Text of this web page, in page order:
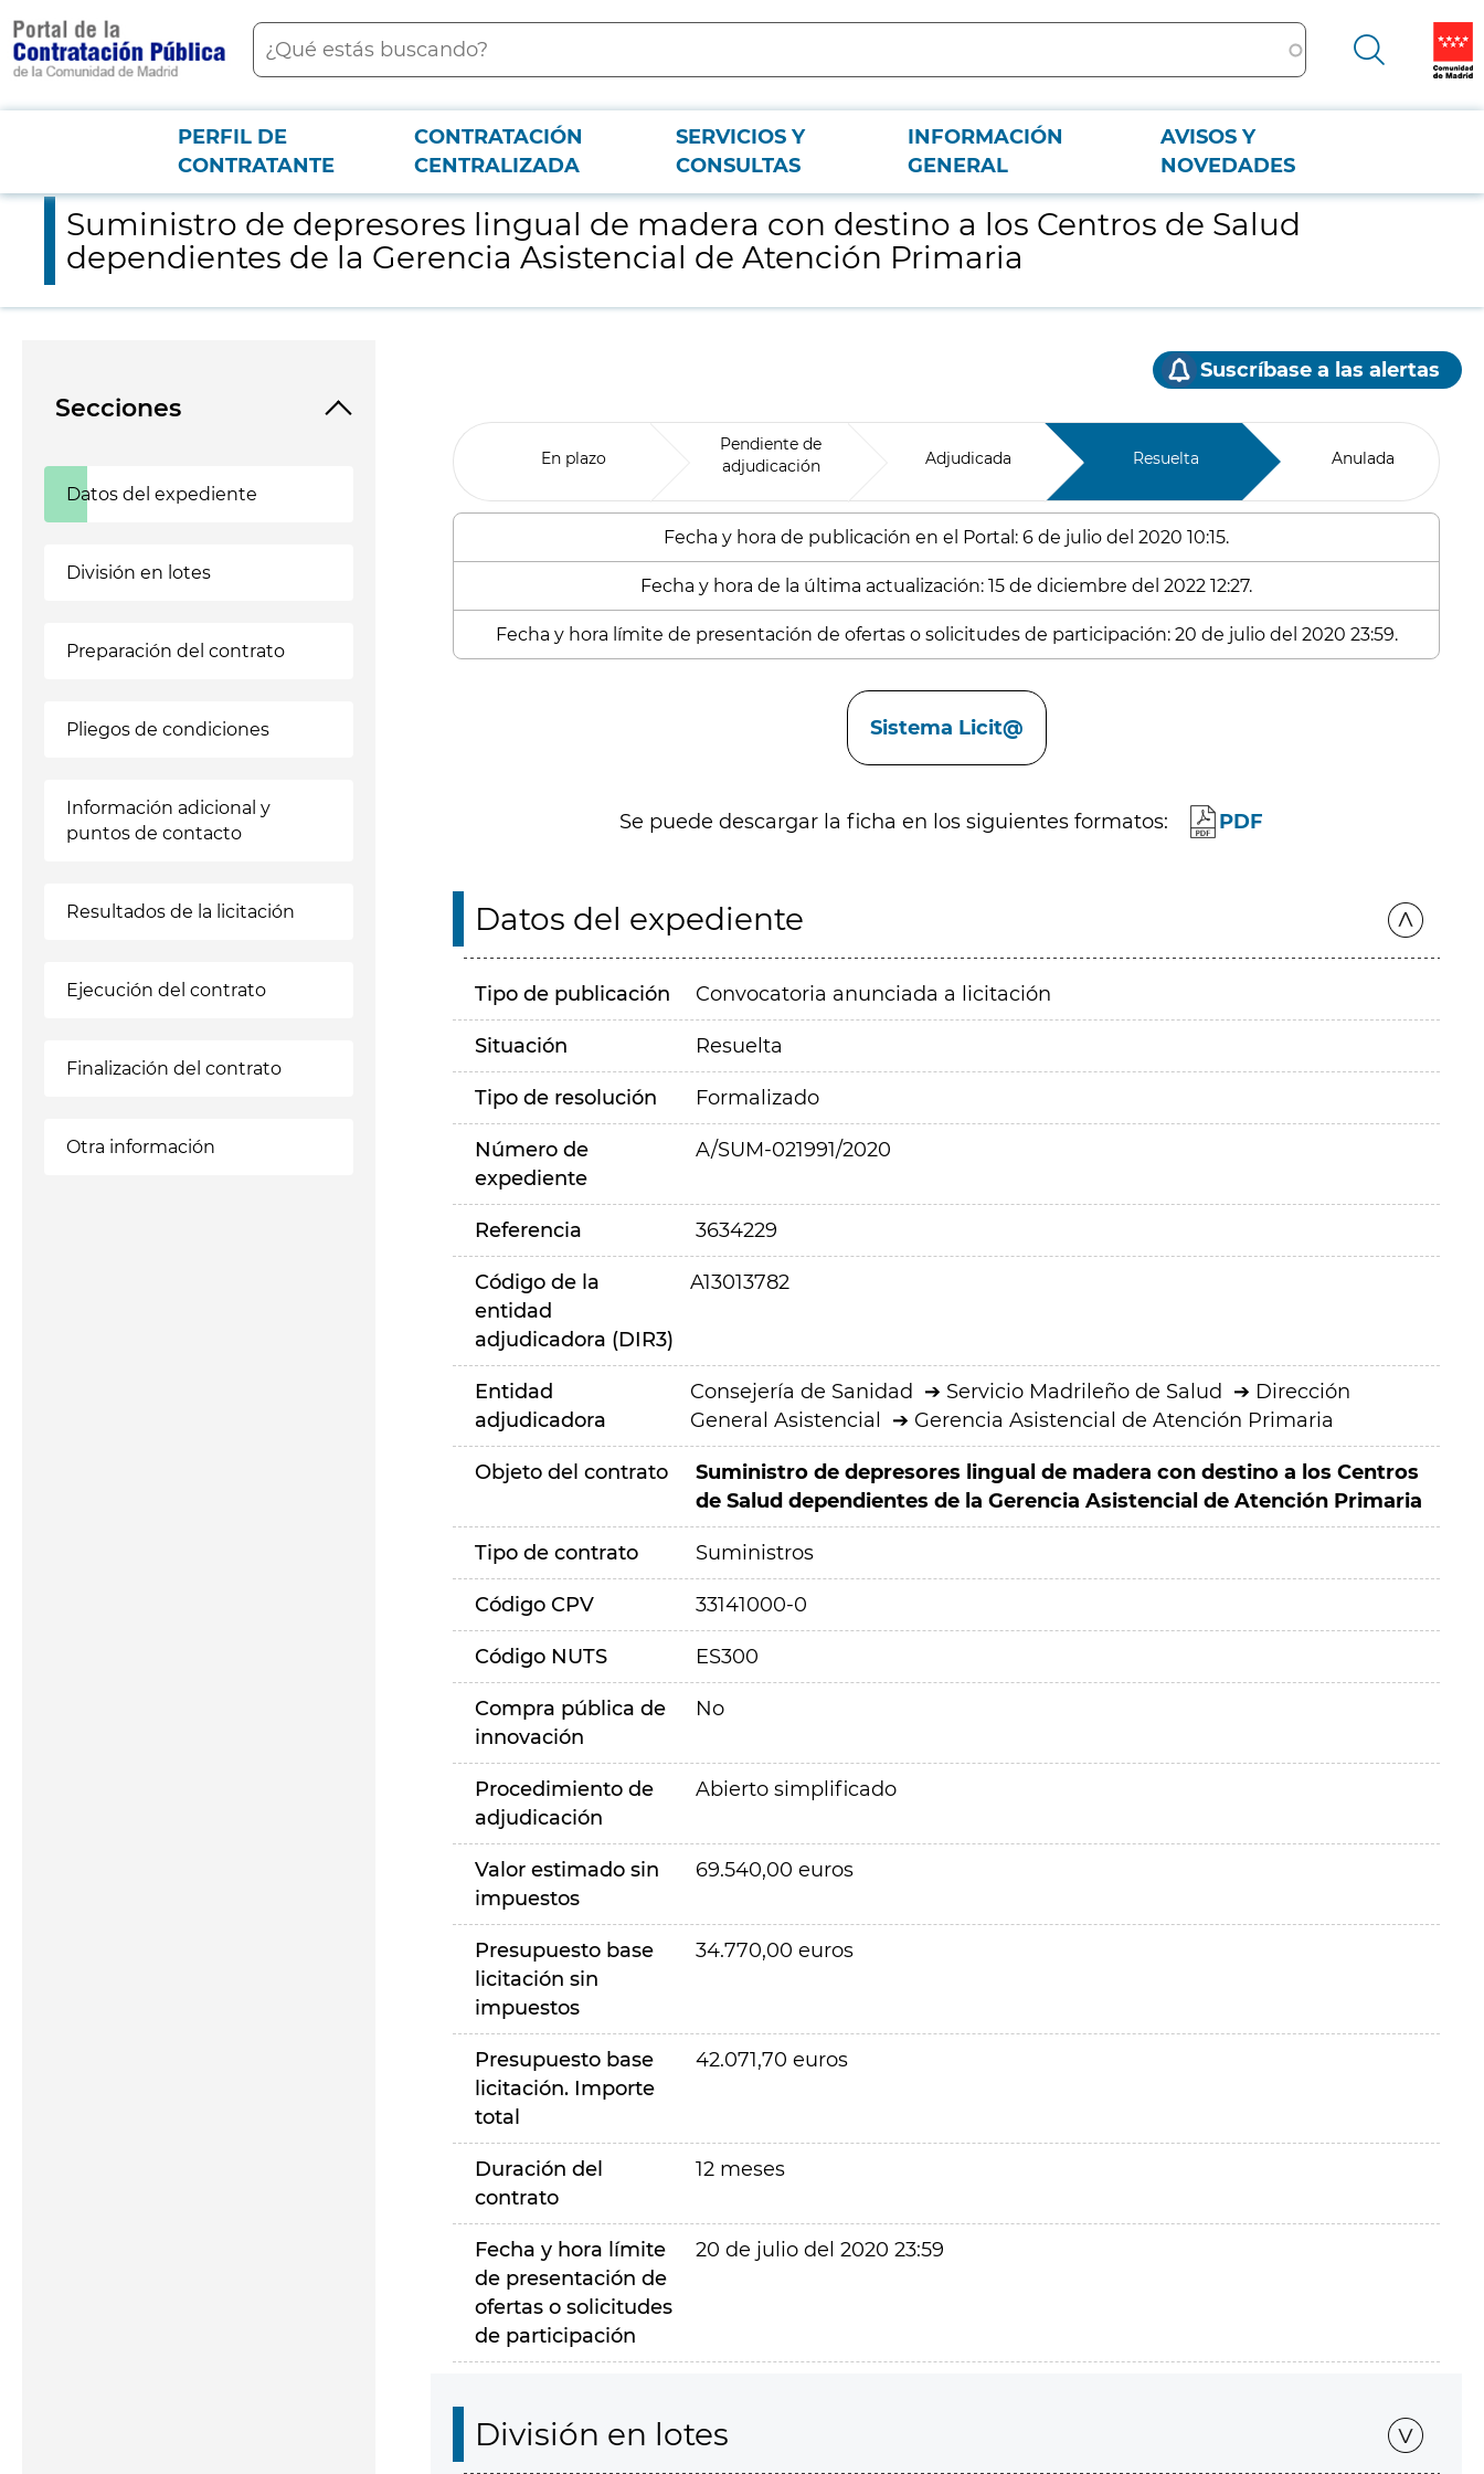
contenido
principal
Buscar
Menú PCON
PERFIL DE
CONTRATANTE
CONTRATACIÓN
CENTRALIZADA
SERVICIOS Y
CONSULTAS
INFORMACIÓN
GENERAL
AVISOS Y
NOVEDADES
Suministro de depresores lingual de madera con destino a los Centros de Salud dependientes de la Gerencia Asistencial de Atención Primaria
Suministro de depresores lingual de madera con destino a los Centros de Salud
dependientes de la Gerencia Asistencial de Atención Primaria
Secciones
Datos del expediente
División en lotes
Preparación del contrato
Pliegos de condiciones
Información adicional y
puntos de contacto
Resultados de la licitación
Ejecución del contrato
Finalización del contrato
Otra información
Suscríbase a las alertas
En plazo
Pendiente de
adjudicación
Adjudicada Resuelta Anulada
Fecha y hora de publicación en el Portal: 6 de julio del 2020 10:15.
Fecha y hora de la última actualización: 15 de diciembre del 2022 12:27.
Fecha y hora límite de presentación de ofertas o solicitudes de participación: 20 de julio del 2020 23:59.
Sistema Licit@
Se puede descargar la ficha en los siguientes formatos: PDF
Datos del expediente
Tipo de publicación Convocatoria anunciada a licitación
Situación Resuelta
Tipo de resolución Formalizado
Número de
expediente
A/SUM-021991/2020
Referencia 3634229
Código de la
entidad
adjudicadora (DIR3)
A13013782
Entidad
adjudicadora
Consejería de Sanidad Servicio Madrileño de Salud
Dirección
General Asistencial
Gerencia Asistencial de Atención Primaria
Objeto del contrato
Suministro de depresores lingual de madera con destino a los Centros
de Salud dependientes de la Gerencia Asistencial de Atención Primaria
Tipo de contrato Suministros
Código CPV 33141000-0
Código NUTS ES300
Compra pública de
innovación
No
Procedimiento de
adjudicación
Abierto simplificado
Valor estimado sin
impuestos
69.540,00 euros
Presupuesto base
licitación sin
impuestos
34.770,00 euros
Presupuesto base
licitación. Importe
total
42.071,70 euros
Duración del
contrato
12 meses
Fecha y hora límite
de presentación de
ofertas o solicitudes
de participación
20 de julio del 2020 23:59
División en lotes